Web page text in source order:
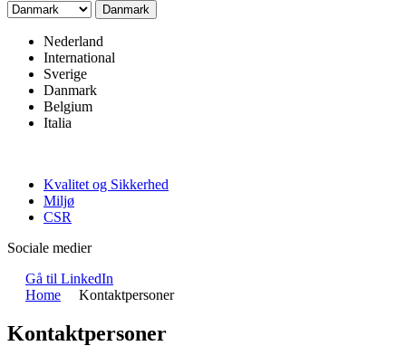
Danmark
Nederland
International
Sverige
Danmark
Belgium
Italia
Kvalitet og Sikkerhed
Miljø
CSR
Sociale medier
Gå til LinkedIn
Home
Kontaktpersoner
Kontaktpersoner